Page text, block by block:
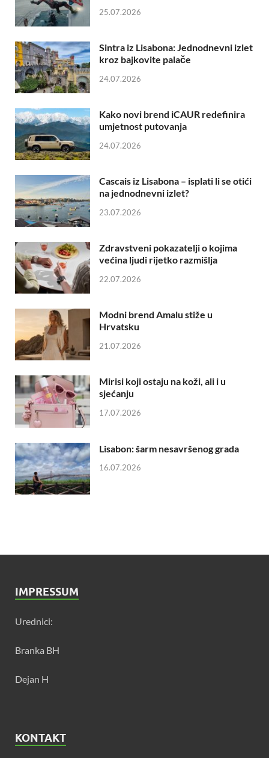
25.07.2026
Sintra iz Lisabona: Jednodnevni izlet
kroz bajkovite palače
24.07.2026
Kako novi brend iCAUR redefinira
umjetnost putovanja
24.07.2026
Cascais iz Lisabona – isplati li se otići
na jednodnevni izlet?
23.07.2026
Zdravstveni pokazatelji o kojima
većina ljudi rijetko razmišlja
22.07.2026
Modni brend Amalu stiže u
Hrvatsku
21.07.2026
Mirisi koji ostaju na koži, ali i u
sjećanju
17.07.2026
Lisabon: šarm nesavršenog grada
16.07.2026
IMPRESSUM
Urednici:
Branka BH
Dejan H
KONTAKT